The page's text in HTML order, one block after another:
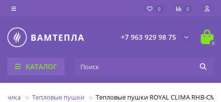
0 0
+7 963 929 98 75
0
КАТАЛОГ
Тепловые пушки Тепловые пушки ROYAL CLIMA RHB-CM2